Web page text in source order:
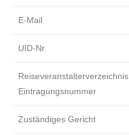
E-Mail
UID-Nr
Reiseveranstalterverzeichnis
Eintragungsnummer
Zuständiges Gericht